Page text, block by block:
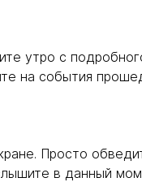
утро с
на события
Просто
в данный